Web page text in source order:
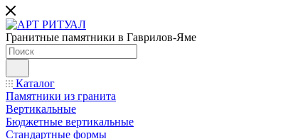
Гранитные памятники в Гаврилов-Яме
Каталог
Памятники из гранита
Вертикальные
Бюджетные вертикальные
Стандартные формы